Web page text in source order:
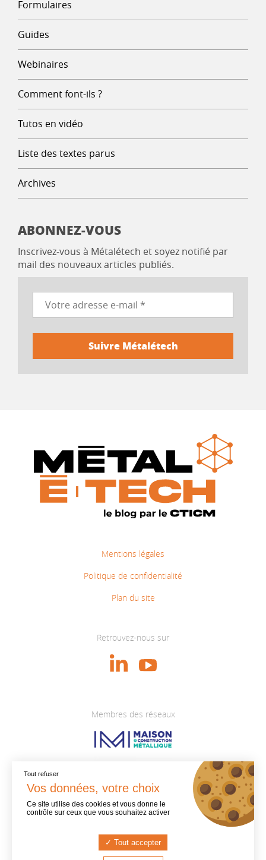
Formulaires
Guides
Webinaires
Comment font-ils ?
Tutos en vidéo
Liste des textes parus
Archives
ABONNEZ-VOUS
Inscrivez-vous à Métalétech et soyez notifié par
mail des nouveaux articles publiés.
Mentions légales
Politique de confidentialité
Plan du site
Retrouvez-nous sur
Membres des réseaux
Ce site utilise des cookies et vous donne le
contrôle sur ceux que vous souhaitez activer
Tout accepter
Tout refuser